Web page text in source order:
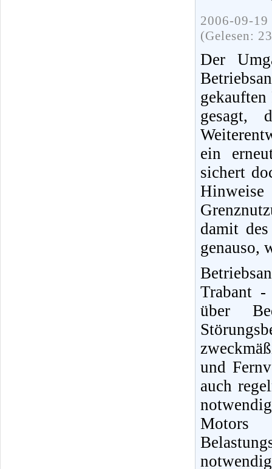
2006-09-
(Gelesen:
Der
gesagt,
ein
sichert
damit
genauso,
Trabant
über
und
auch
Motors